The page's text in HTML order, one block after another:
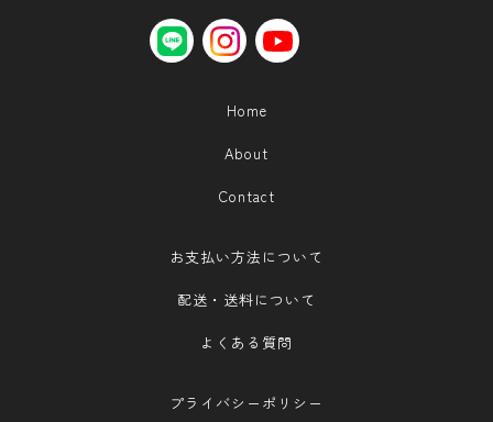
LINE instagram YouTube
Home
About
Contact
お支払い方法について
配送・送料について
よくある質問
プライバシーポリシー